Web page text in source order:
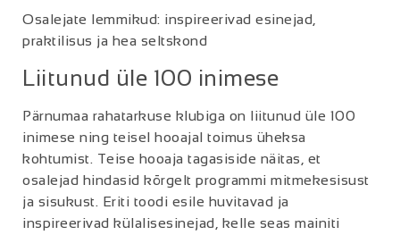
Osalejate lemmikud: inspireerivad esinejad,
praktilisus ja hea seltskond
Liitunud üle 100 inimese
Pärnumaa rahatarkuse klubiga on liitunud üle 100
inimese ning teisel hooajal toimus üheksa
kohtumist. Teise hooaja tagasiside näitas, et
osalejad hindasid kõrgelt programmi mitmekesisust
ja sisukust. Eriti toodi esile huvitavad ja
inspireerivad külalisesinejad, kelle seas mainiti